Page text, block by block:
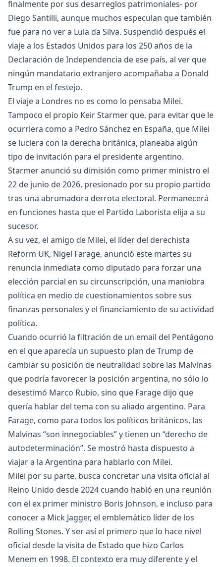
finalmente por sus desarreglos patrimoniales- por
Diego Santilli, aunque muchos especulan que también
fue para no ver a Lula da Silva. Suspendió después el
viaje a los Estados Unidos para los 250 años de la
Declaración de Independencia de ese país, al ver que
ningún mandatario extranjero acompañaba a Donald
Trump en el festejo.
El viaje a Londres no es como lo pensaba Milei.
Tampoco el propio Keir Starmer que, para evitar que le
ocurriera como a Pedro Sánchez en España, que Milei
se luciera con la derecha británica, planeaba algún
tipo de invitación para el presidente argentino.
Starmer anunció su dimisión como primer ministro el
22 de junio de 2026, presionado por su propio partido
tras una abrumadora derrota electoral. Permanecerá
en funciones hasta que el Partido Laborista elija a su
sucesor.
A su vez, el amigo de Milei, el líder del derechista
Reform UK, Nigel Farage, anunció este martes su
renuncia inmediata como diputado para forzar una
elección parcial en su circunscripción, una maniobra
política en medio de cuestionamientos sobre sus
finanzas personales y el financiamiento de su actividad
política.
Cuando ocurrió la filtración de un email del Pentágono
en el que aparecía un supuesto plan de Trump de
cambiar su posición de neutralidad sobre las Malvinas
que podría favorecer la posición argentina, no sólo lo
desestimó Marco Rubio, sino que Farage dijo que
quería hablar del tema con su aliado argentino. Para
Farage, como para todos los políticos británicos, las
Malvinas “son innegociables” y tienen un “derecho de
autodeterminación”. Se mostró hasta dispuesto a
viajar a la Argentina para hablarlo con Milei.
Milei por su parte, busca concretar una visita oficial al
Reino Unido desde 2024 cuando habló en una reunión
con el ex primer ministro Boris Johnson, e incluso para
conocer a Mick Jagger, el emblemático líder de los
Rolling Stones. Y ser así el primero que lo hace nivel
oficial desde la visita de Estado que hizo Carlos
Menem en 1998. El contexto era muy diferente y el